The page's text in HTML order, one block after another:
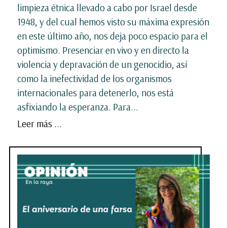
limpieza étnica llevado a cabo por Israel desde
1948, y del cual hemos visto su máxima expresión
en este último año, nos deja poco espacio para el
optimismo. Presenciar en vivo y en directo la
violencia y depravación de un genocidio, así
como la inefectividad de los organismos
internacionales para detenerlo, nos está
asfixiando la esperanza. Para...
Leer más ...